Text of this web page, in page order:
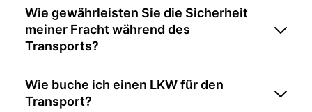
Wie gewährleisten Sie die Sicherheit
meiner Fracht während des
Transports?
Wie buche ich einen LKW für den
Transport?